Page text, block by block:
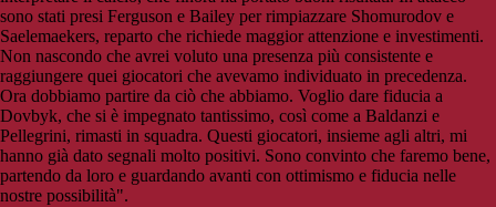
sono stati presi Ferguson e Bailey per rimpiazzare Shomurodov e
Saelemaekers, reparto che richiede maggior attenzione e investimenti.
Non nascondo che avrei voluto una presenza più consistente e
raggiungere quei giocatori che avevamo individuato in precedenza.
Ora dobbiamo partire da ciò che abbiamo. Voglio dare fiducia a
Dovbyk, che si è impegnato tantissimo, così come a Baldanzi e
Pellegrini, rimasti in squadra. Questi giocatori, insieme agli altri, mi
hanno già dato segnali molto positivi. Sono convinto che faremo bene,
partendo da loro e guardando avanti con ottimismo e fiducia nelle
nostre possibilità".